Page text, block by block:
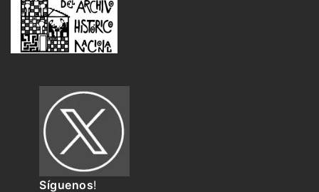
Síguenos!